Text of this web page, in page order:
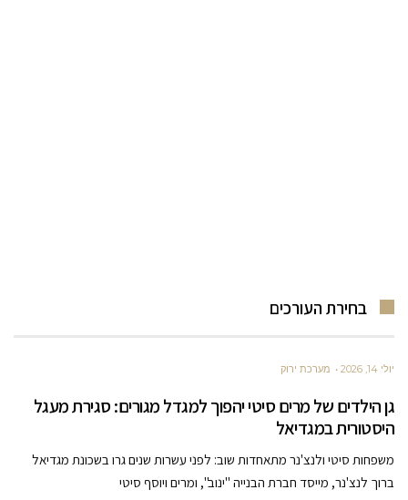
בחירת העורכים
יולי 14, 2026 מערכת ירוק
גן הילדים של מרים סיטי יהפוך למגדל מגורים: סגירת מעגל
היסטורית במגדיאל
משפחות סיטי ולנצ'נר מתאחדות שוב: לפני עשרות שנים גרו בשכונת מגדיאל
ברוך לנצ'נר, מייסד חברת הבנייה "ינוב", ומרים ויוסף סיטי